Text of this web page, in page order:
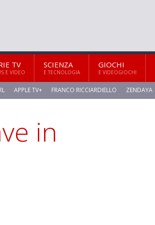
TV
E VIDEO
SCIENZA
E TECNOLOGIA
GIOCHI
E VIDEOGIOCHI
APPLE TV+ FRANCO RICCIARDIELLO ZENDAYA
in